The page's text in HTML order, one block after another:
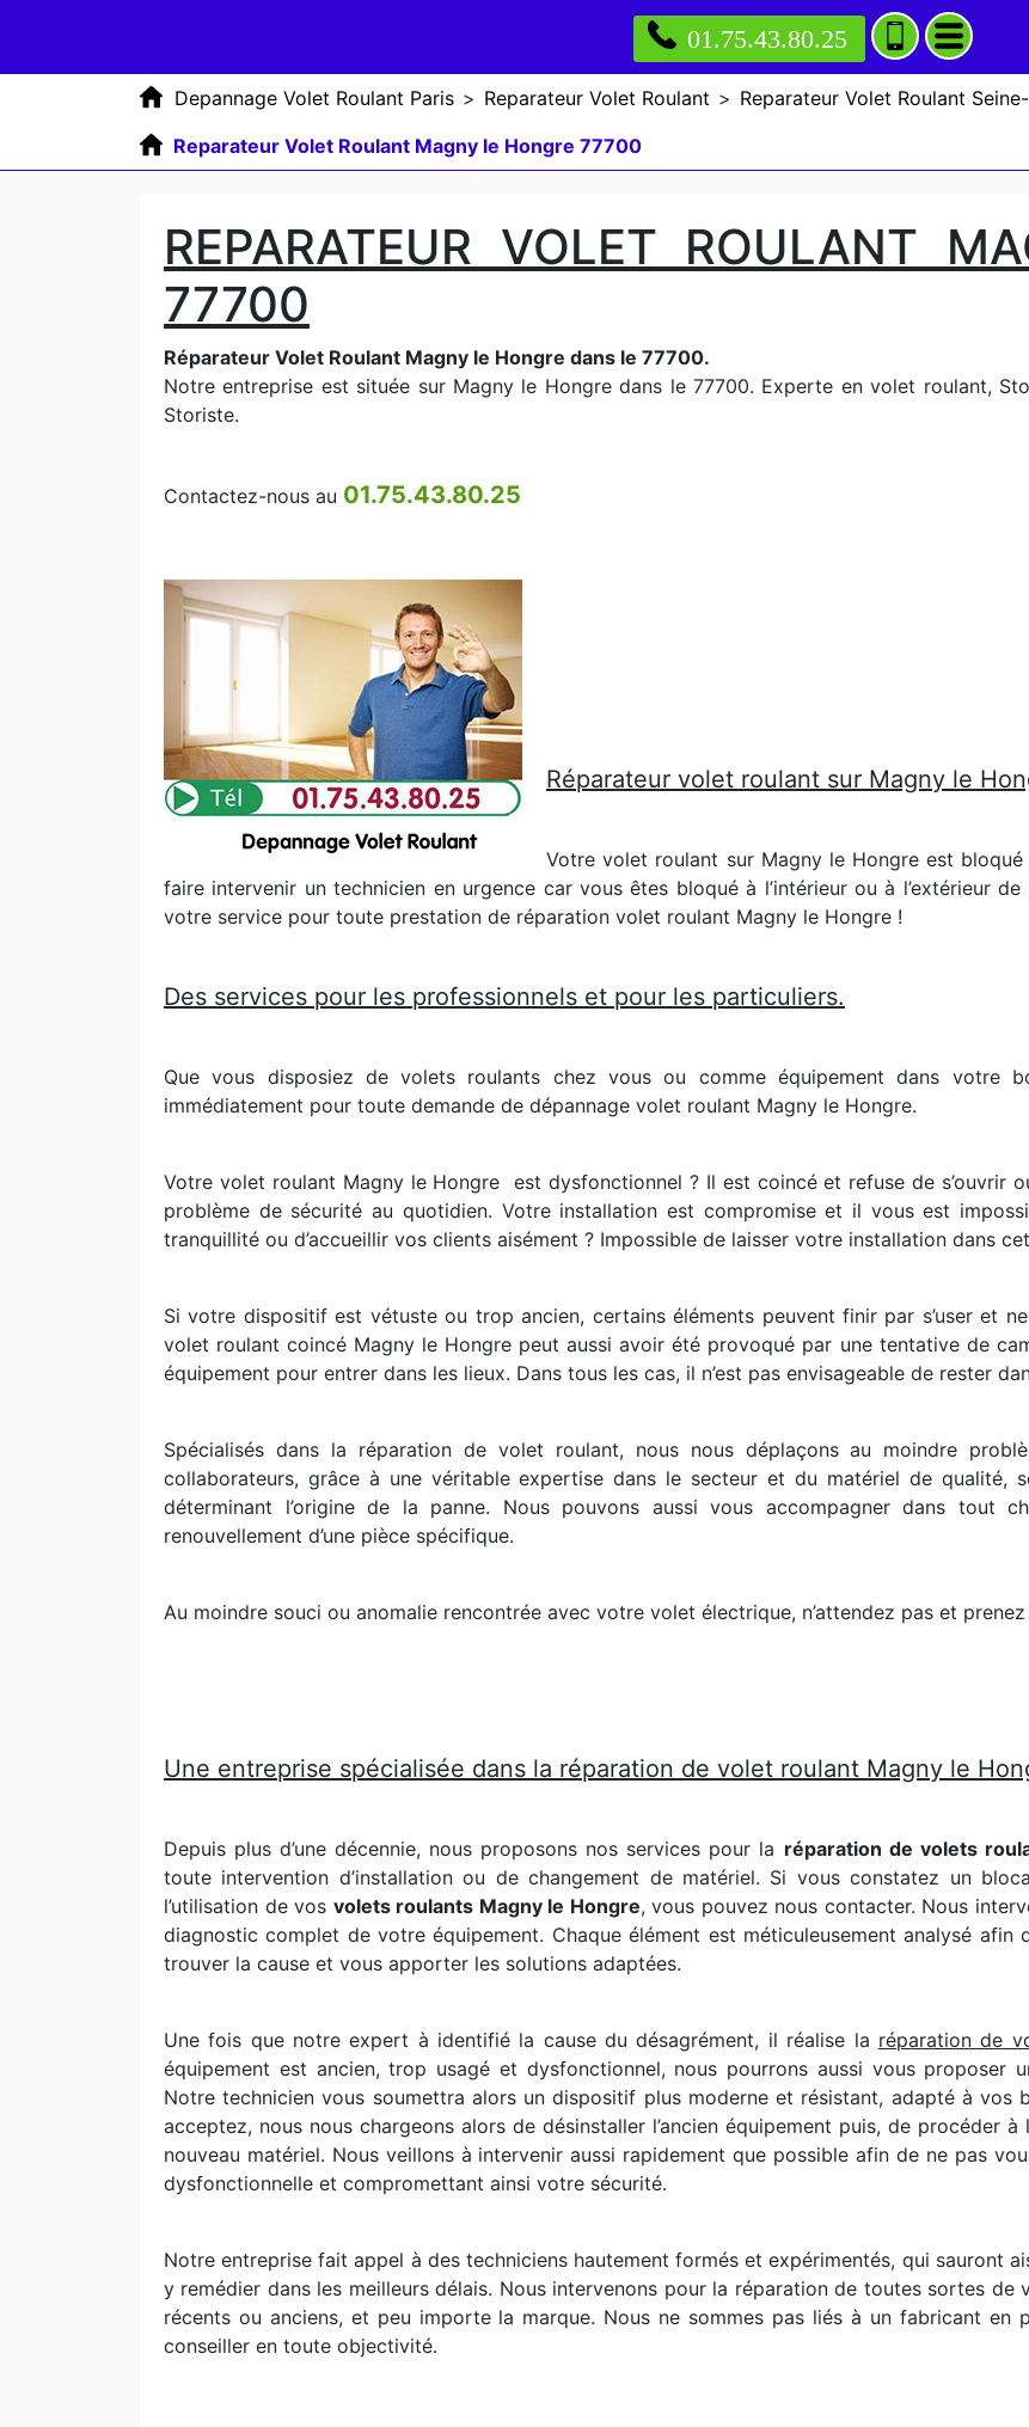
01.75.43.80.25
Depannage Volet Roulant Paris > Reparateur Volet Roulant > Reparateur Volet Roulant
Reparateur Volet Roulant Magny le Hongre 77700
REPARATEUR VOLET ROULANT
77700
Réparateur Volet Roulant Magny le Hongre dans le 77700.
Notre entreprise est située sur Magny le Hongre dans le 77700. Experte en volet roulant,
Storiste.
Contactez-nous au 01.75.43.80.25
Réparateur volet roulant sur Magny le
Votre volet roulant sur Magny le Hongre est
faire intervenir un technicien en urgence car vous êtes bloqué à l’intérieur ou à l’extérieur
votre service pour toute prestation de réparation volet roulant Magny le Hongre !
Des services pour les professionnels et pour les particuliers.
Que vous disposiez de volets roulants chez vous ou comme équipement dans votre
immédiatement pour toute demande de dépannage volet roulant Magny le Hongre.
Votre volet roulant Magny le Hongre
est dysfonctionnel ? Il est coincé et refuse de s’ouvrir
problème de sécurité au quotidien. Votre installation est compromise et il vous est
tranquillité ou d’accueillir vos clients aisément ? Impossible de laisser votre installation dans
Si votre dispositif est vétuste ou trop ancien, certains éléments peuvent finir par s’user et
volet roulant coincé Magny le Hongre peut aussi avoir été provoqué par une tentative de
équipement pour entrer dans les lieux. Dans tous les cas, il n’est pas envisageable de rester
Spécialisés dans la réparation de volet roulant, nous nous déplaçons au moindre
collaborateurs, grâce à une véritable expertise dans le secteur et du matériel de qualité,
déterminant l’origine de la panne. Nous pouvons aussi vous accompagner dans tout
renouvellement d’une pièce spécifique.
Au moindre souci ou anomalie rencontrée avec votre volet électrique, n’attendez pas et
Une entreprise spécialisée dans la réparation de volet roulant Magny le
Depuis plus d’une décennie, nous proposons nos services pour la réparation de volets
toute intervention d’installation ou de changement de matériel. Si vous constatez un
l’utilisation de vos volets roulants Magny le Hongre, vous pouvez nous contacter. Nous
diagnostic complet de votre équipement. Chaque élément est méticuleusement analysé afin
trouver la cause et vous apporter les solutions adaptées.
Une fois que notre expert à identifié la cause du désagrément, il réalise la réparation de
équipement est ancien, trop usagé et dysfonctionnel, nous pourrons aussi vous proposer
Notre technicien vous soumettra alors un dispositif plus moderne et résistant, adapté à vos
acceptez, nous nous chargeons alors de désinstaller l’ancien équipement puis, de procéder
nouveau matériel. Nous veillons à intervenir aussi rapidement que possible afin de ne pas
dysfonctionnelle et compromettant ainsi votre sécurité.
Notre entreprise fait appel à des techniciens hautement formés et expérimentés, qui sauront
y remédier dans les meilleurs délais. Nous intervenons pour la réparation de toutes sortes de
récents ou anciens, et peu importe la marque. Nous ne sommes pas liés à un fabricant
conseiller en toute objectivité.